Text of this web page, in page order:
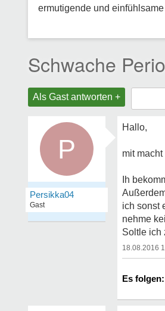
ermutigende und
Schwache
Als Gast antworten +
P
Persikka04
Gast
Hallo,
mit
Ih
ich sonst
nehme
Soltle ich
18.08.2016